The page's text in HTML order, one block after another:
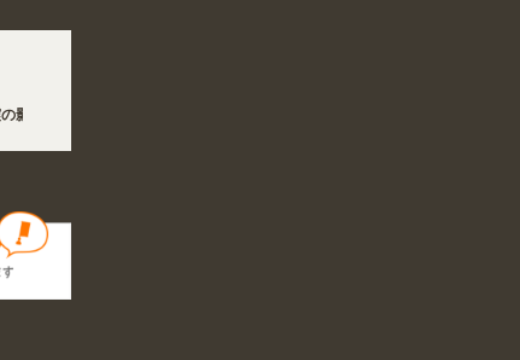
地において道路状況の悪化や交通規制により配送に遅延が生じております